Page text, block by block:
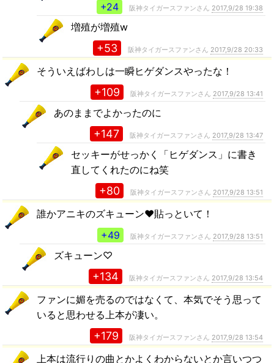
+24
阪神タイガースファンさん 2017,9/28 19:38
増殖が増殖w
+53 阪神タイガースファンさん 2017,9/28 20:33
そういえばわしは一瞬ヒゲダンスやったな！
+109 阪神タイガースファンさん 2017,9/28 13:41
あのままでよかったのに
+147 阪神タイガースファンさん 2017,9/28 13:47
セッキーがせっかく「ヒゲダンス」に書き
直してくれたのにね笑
+80 阪神タイガースファンさん 2017,9/28 13:51
誰かアニキのズキューン♥️貼っといて！
+49
阪神タイガースファンさん 2017,9/28 13:51
ズキューン♡
+134 阪神タイガースファンさん 2017,9/28 13:54
ファンに媚を売るのではなくて、本気でそう思って
いると思わせる上本が凄い。
+179 阪神タイガースファンさん 2017,9/28 13:54
上本は流行りの曲とかよくわからないとか言いつつ